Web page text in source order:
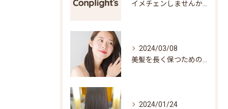
2024/03/08
2024/01/24